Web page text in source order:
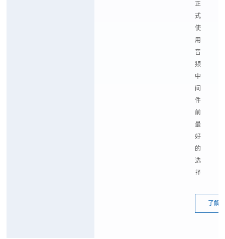
正
式
使
用
音
频
中
间
件
前
最
好
的
选
择
了解